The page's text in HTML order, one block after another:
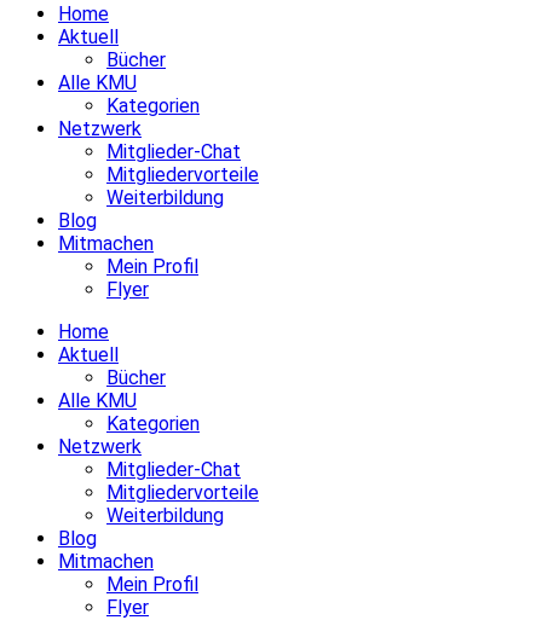
Home
Aktuell
Bücher
Alle KMU
Kategorien
Netzwerk
Mitglieder-Chat
Mitgliedervorteile
Weiterbildung
Blog
Mitmachen
Mein Profil
Flyer
Home
Aktuell
Bücher
Alle KMU
Kategorien
Netzwerk
Mitglieder-Chat
Mitgliedervorteile
Weiterbildung
Blog
Mitmachen
Mein Profil
Flyer